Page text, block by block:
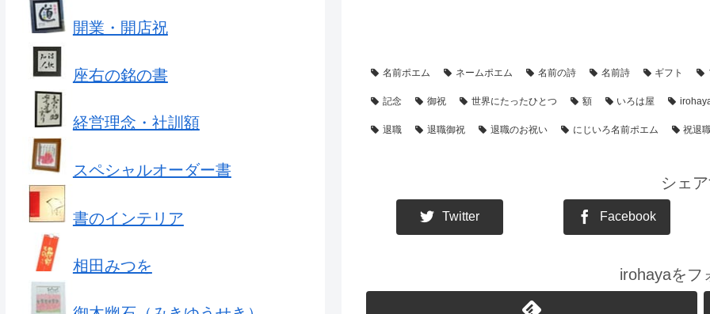
名前ポエム ネームポエム 名前の詩 名前詩 ギフト
記念 御祝 世界にたったひとつ 額 いろは屋
退職 退職御祝 退職のお祝い にじいろ名前ポエム 祝退
シェ
Twitter Facebook
irohayaをフ
開業・開店祝
座右の銘の書
経営理念・社訓額
スペシャルオーダー書
書のインテリア
相田みつを